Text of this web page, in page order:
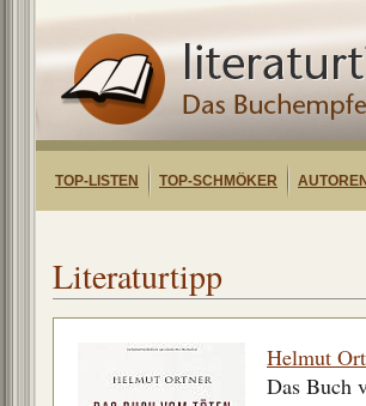
TOP-LISTEN TOP-SCHMÖKER AUTOREN
Literaturtipp
Helmut
Das Buch